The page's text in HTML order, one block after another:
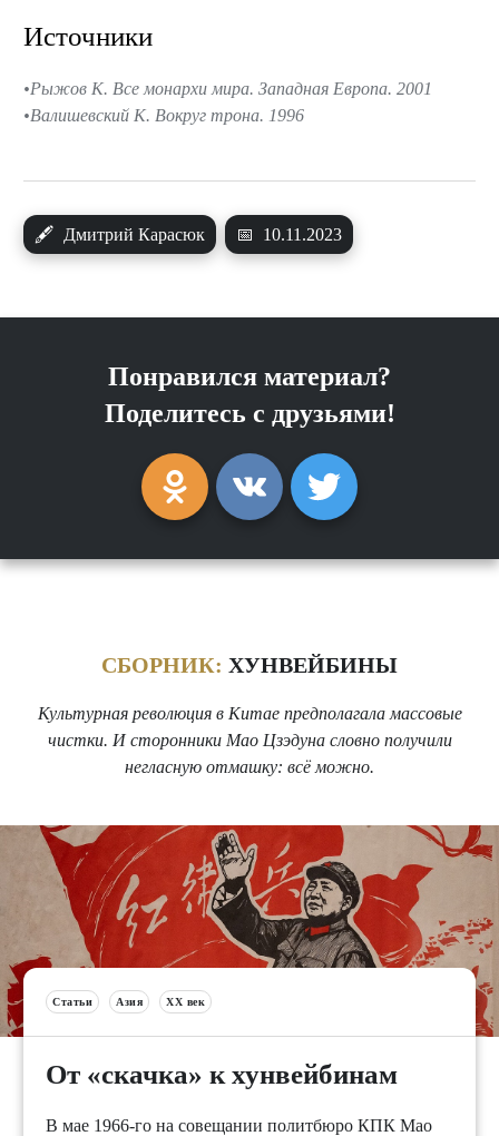
🖋 Дмитрий Карасюк 📅 10.11.2023
Источники
Рыжов К. Все монархи мира. Западная Европа. 2001
Валишевский К. Вокруг трона. 1996
Понравился материал?
Поделитесь с друзьями!
СБОРНИК: ХУНВЕЙБИНЫ
Культурная революция в Китае предполагала массовые
чистки. И сторонники Мао Цзэдуна словно получили
негласную отмашку: всё можно.
Статьи Азия XX век
От «скачка» к хунвейбинам
В мае 1966-го на совещании политбюро КПК Мао